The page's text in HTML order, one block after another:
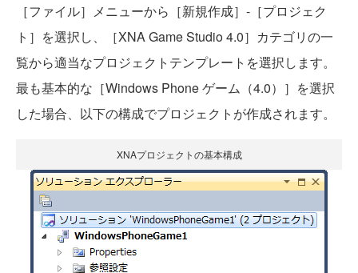
［ファイル］メニューから［新規作成］‐［プロジェク
ト］を選択し、［XNA Game Studio 4.0］カテゴリの一
覧から適当なプロジェクトテンプレートを選択します。
最も基本的な［Windows Phone ゲーム（4.0）］を選択
した場合、以下の構成でプロジェクトが作成されます。
XNAプロジェクトの基本構成